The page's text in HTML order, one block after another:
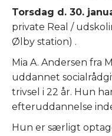
Torsdag d. 30.
private Real /
Ølby station) .
Mia A. Andersen fra
uddannet
trivsel i 22 år. Hun
efteruddannelse
Hun er særligt